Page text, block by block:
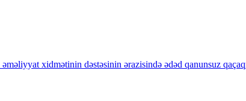
əməliyyat xidmətinin dəstəsinin ərazisində ədəd qanunsuz